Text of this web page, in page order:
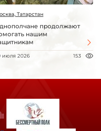
Татарстан
продолжают
нашим
июля 2026 153